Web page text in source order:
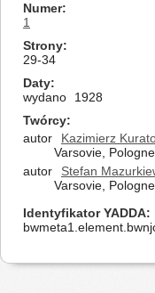
Numer
1
Strony
29-34
Daty
wydano
1928
Twórcy
autor
Kazimierz
Varsovie, Pologne
autor
Stefan
Varsovie, Pologne
Identyfikator YADDA